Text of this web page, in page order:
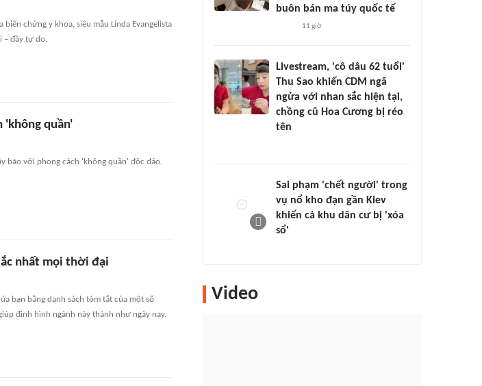
chứng y khoa, siêu mẫu Linda Evangelista
– đầy tự do.
'không quần'
bão với phong cách 'không quần' độc đáo.
nhất mọi thời đại
bạn bằng danh sách tóm tắt của một số
định hình ngành này thành như ngày nay.
buôn bán ma túy quốc tế
11 giờ
Livestream, 'cô dâu 62 tuổi'
Thu Sao khiến CDM ngã
ngửa với nhan sắc hiện tại,
chồng cũ Hoa Cương bị réo
tên
Sai phạm 'chết người' trong
vụ nổ kho đạn gần Kiev
khiến cả khu dân cư bị 'xóa
sổ'
Video